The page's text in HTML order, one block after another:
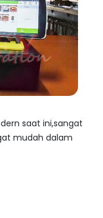
saat ini,sangat
mudah dalam